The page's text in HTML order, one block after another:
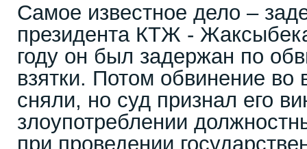
Самое известное дело –
президента КТЖ -
году он был задержан по
взятки. Потом обвинение во
сняли, но суд признал его
злоупотреблении
при проведении